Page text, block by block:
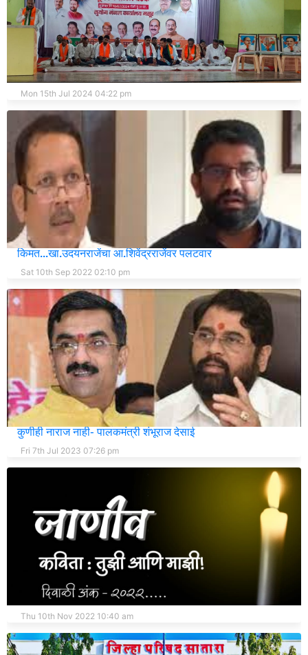
कराड उत्तरच्या आमदारांचे वरातीमागून घोडे : मनोजदादा घोरपडे
Mon 15th Jul 2024 04:22 pm
डब्यात समाधान मानना-याला नगरपालिकेच्या इमारतीची काय
किमत...खा.उदयनराजेंचा आ.शिवेंद्रराजेंवर पलटवार
Sat 10th Sep 2022 02:10 pm
मुख्यमंत्री एकनाथ शिंदे यांच्या खांद्यावर आम्ही मान दिलेली आहे.आम्ही
कुणीही नाराज नाही- पालकमंत्री शंभूराज देसाई
Fri 7th Jul 2023 07:26 pm
असाही एक डिजिटल दिवाळी अंक!
Thu 10th Nov 2022 10:40 am